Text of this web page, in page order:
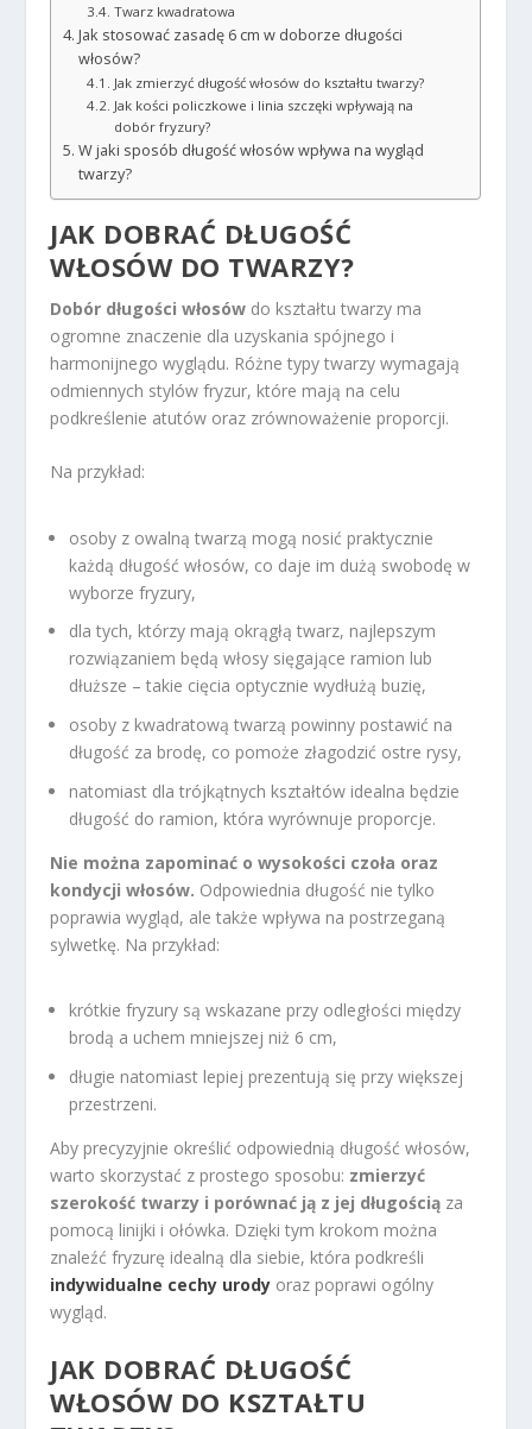
Twarz kwadratowa
Jak stosować zasadę 6 cm w doborze długości
włosów?
Jak zmierzyć długość włosów do kształtu twarzy?
Jak kości policzkowe i linia szczęki wpływają na
dobór fryzury?
W jaki sposób długość włosów wpływa na wygląd
twarzy?
JAK DOBRAĆ DŁUGOŚĆ
WŁOSÓW DO TWARZY?
Dobór długości włosów do kształtu twarzy ma
ogromne znaczenie dla uzyskania spójnego i
harmonijnego wyglądu. Różne typy twarzy wymagają
odmiennych stylów fryzur, które mają na celu
podkreślenie atutów oraz zrównoważenie proporcji.
Na przykład:
osoby z owalną twarzą mogą nosić praktycznie
każdą długość włosów, co daje im dużą swobodę w
wyborze fryzury,
dla tych, którzy mają okrągłą twarz, najlepszym
rozwiązaniem będą włosy sięgające ramion lub
dłuższe – takie cięcia optycznie wydłużą buzię,
osoby z kwadratową twarzą powinny postawić na
długość za brodę, co pomoże złagodzić ostre rysy,
natomiast dla trójkątnych kształtów idealna będzie
długość do ramion, która wyrównuje proporcje.
Nie można zapominać o wysokości czoła oraz
kondycji włosów. Odpowiednia długość nie tylko
poprawia wygląd, ale także wpływa na postrzeganą
sylwetkę. Na przykład:
krótkie fryzury są wskazane przy odległości między
brodą a uchem mniejszej niż 6 cm,
długie natomiast lepiej prezentują się przy większej
przestrzeni.
Aby precyzyjnie określić odpowiednią długość włosów,
warto skorzystać z prostego sposobu: zmierzyć
szerokość twarzy i porównać ją z jej długością za
pomocą linijki i ołówka. Dzięki tym krokom można
znaleźć fryzurę idealną dla siebie, która podkreśli
indywidualne cechy urody oraz poprawi ogólny
wygląd.
JAK DOBRAĆ DŁUGOŚĆ
WŁOSÓW DO KSZTAŁTU